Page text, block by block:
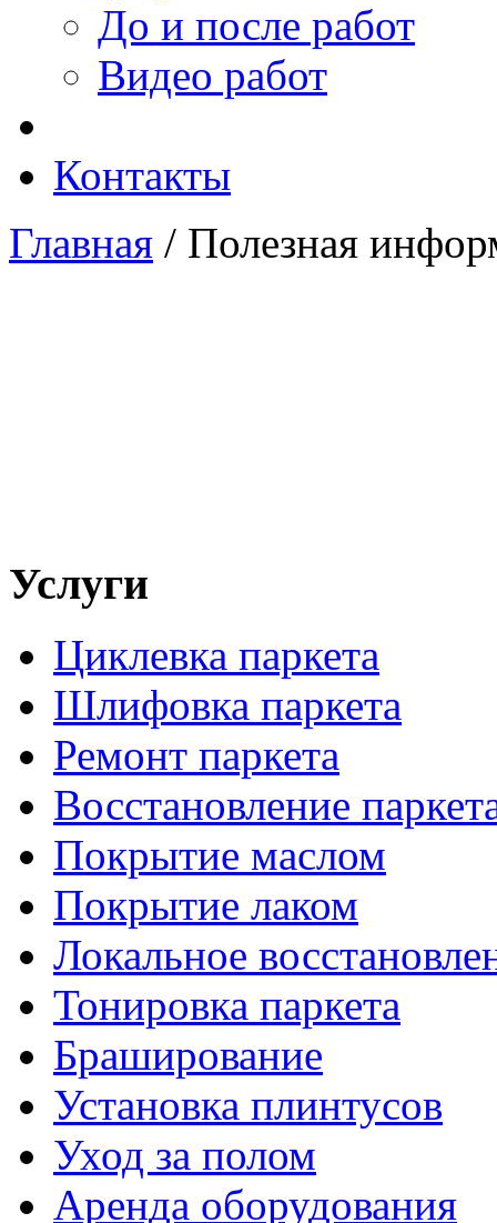
До и после работ
Видео работ
Контакты
Главная / Полезная
Услуги
Циклевка паркета
Шлифовка паркета
Ремонт паркета
Восстановление
Покрытие маслом
Покрытие лаком
Локальное
Тонировка паркета
Браширование
Установка плинтусов
Уход за полом
Аренда оборудования